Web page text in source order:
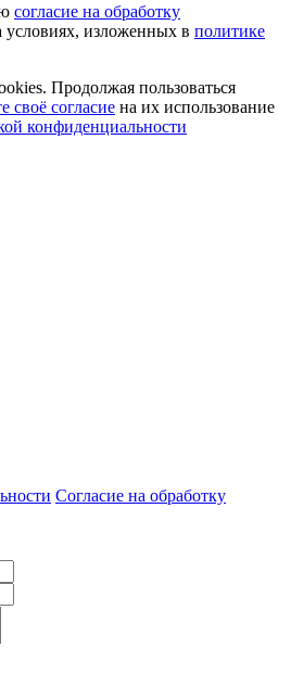
согласие на обработку
условиях, изложенных в политике
Продолжая пользоваться
своё согласие на их использование
конфиденциальности
Согласие на обработку